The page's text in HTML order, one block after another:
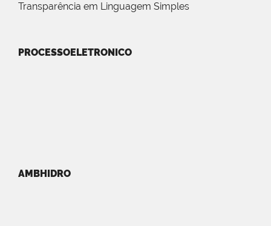
Transparência em Linguagem Simples
PROCESSOELETRONICO
AMBHIDRO